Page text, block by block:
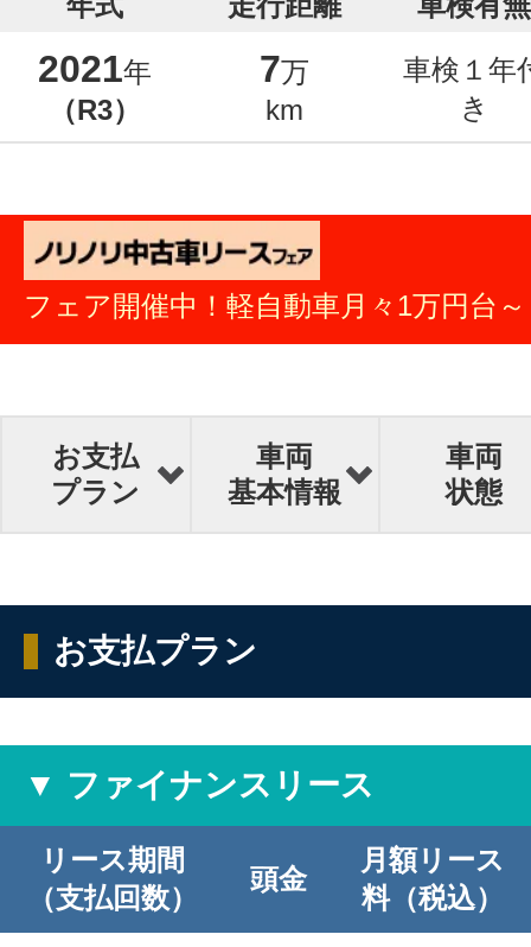
2021年
（R3）
7万
km
車検１年
き
フェア開催中！軽自動車月々1万円台～
お支払
プラン
車両
基本情報
車両
状態
お支払プラン
▼ ファイナンスリース
リース期間
（支払回数）
頭金
月額リース
料（税込）